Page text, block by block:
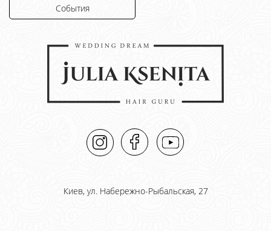
События
Киев, ул. Набережно-Рыбальская, 27